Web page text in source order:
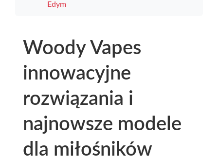
Edym
Woody Vapes
innowacyjne
rozwiązania i
najnowsze modele
dla miłośników